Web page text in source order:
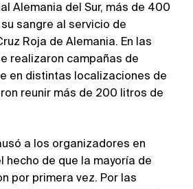
Alemania del Sur, más de 400
sangre al servicio de
Roja de Alemania. En las
realizaron campañas de
en distintas localizaciones de
reunir más de 200 litros de
a los organizadores en
hecho de que la mayoría de
por primera vez. Por las